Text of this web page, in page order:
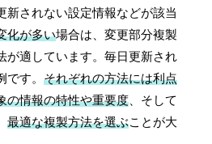
新されない設定情報などが該当
化が多い場合は、変更部分複製
が適しています。毎日更新され
です。それぞれの方法には利点
の情報の特性や重要度 、そして
最適な複製方法を選ぶことが大